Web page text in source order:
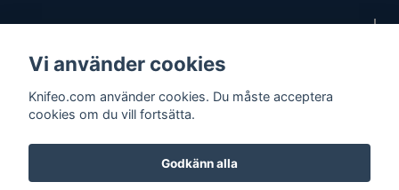
Fotmeny
Vi använder cookies
Knifeo.com använder cookies. Du måste acceptera
cookies om du vill fortsätta.
Godkänn alla